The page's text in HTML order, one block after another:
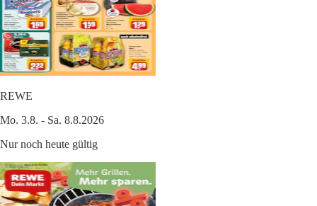
REWE
Mo. 3.8. - Sa. 8.8.2026
Nur noch heute gültig